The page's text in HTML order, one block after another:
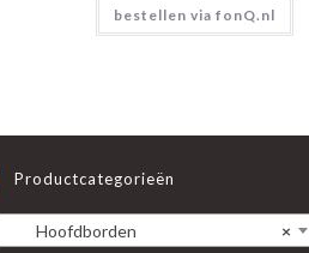
bestellen via fonQ.nl
Productcategorieën
×
Hoofdborden